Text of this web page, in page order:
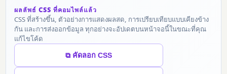
ผลลัพธ์ CSS ที่คอมไพล์แล้ว
CSS ที่สร้างขึ้น, ตัวอย่างการแสดงผลสด, การเปรียบเทียบแบบเคียงข้าง
กัน และการส่งออกข้อมูล ทุกอย่างจะอัปเดตบนหน้าจอนี้ในขณะที่คุณ
แก้ไขโค้ด
⧉ คัดลอก CSS